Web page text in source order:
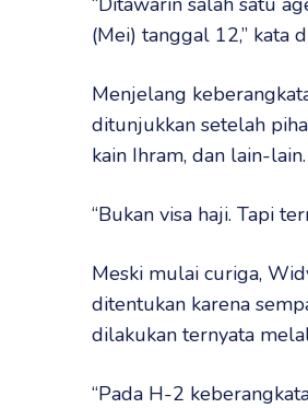
(Mei) tanggal 12,” kata
Menjelang
ditunjukkan setelah
kain Ihram, dan lain-lain.
“Bukan visa haji. Tapi
Meski mulai curiga,
ditentukan karena
dilakukan ternyata
“Pada H-2